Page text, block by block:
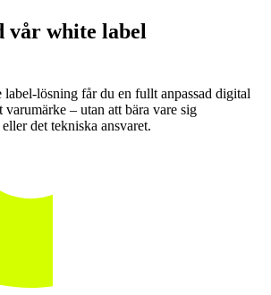
vår white label
lösning får du en fullt anpassad digital
– utan att bära vare sig
det tekniska ansvaret.